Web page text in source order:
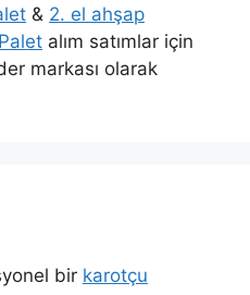
& 2. el ahşap
alım satımlar için
markası olarak
bir karotçu